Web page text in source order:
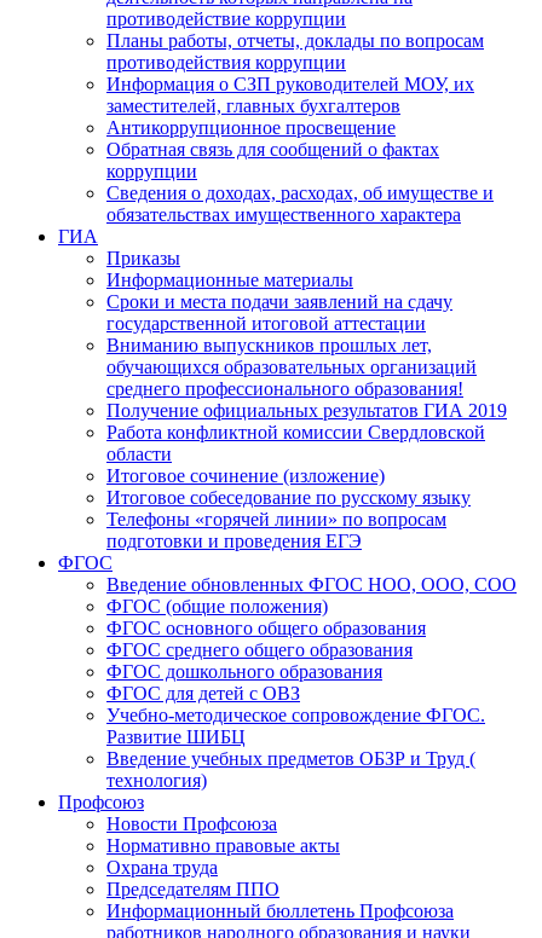
противодействие коррупции
Планы работы, отчеты, доклады по вопросам
противодействия коррупции
Информация о СЗП руководителей МОУ, их
заместителей, главных бухгалтеров
Антикоррупционное просвещение
Обратная связь для сообщений о фактах
коррупции
Сведения о доходах, расходах, об имуществе и
обязательствах имущественного характера
ГИА
Приказы
Информационные материалы
Сроки и места подачи заявлений на сдачу
государственной итоговой аттестации
Вниманию выпускников прошлых лет,
обучающихся образовательных организаций
среднего профессионального образования!
Получение официальных результатов ГИА 2019
Работа конфликтной комиссии Свердловской
области
Итоговое сочинение (изложение)
Итоговое собеседование по русскому языку
Телефоны «горячей линии» по вопросам
подготовки и проведения ЕГЭ
ФГОС
Введение обновленных ФГОС НОО, ООО, СОО
ФГОС (общие положения)
ФГОС основного общего образования
ФГОС среднего общего образования
ФГОС дошкольного образования
ФГОС для детей с ОВЗ
Учебно-методическое сопровождение ФГОС.
Развитие ШИБЦ
Введение учебных предметов ОБЗР и Труд (
технология)
Профсоюз
Новости Профсоюза
Нормативно правовые акты
Охрана труда
Председателям ППО
Информационный бюллетень Профсоюза
работников народного образования и науки